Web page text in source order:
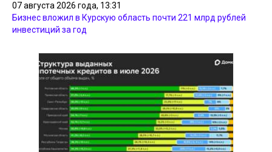
07 августа 2026 года, 13:31
Бизнес вложил в Курскую область почти 221 млрд рублей
инвестиций за год